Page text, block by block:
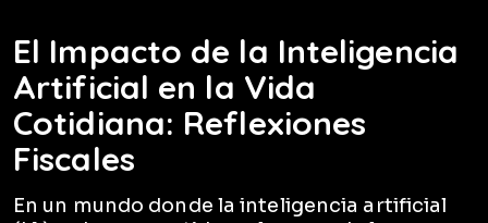
El Impacto de la Inteligencia
Artificial en la Vida
Cotidiana: Reflexiones
Fiscales
En un mundo donde la inteligencia artificial